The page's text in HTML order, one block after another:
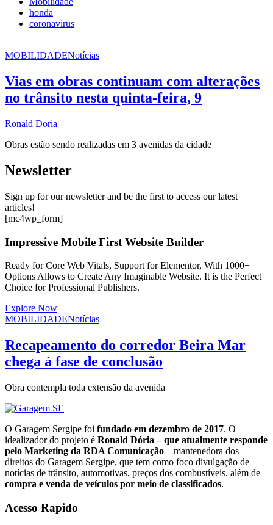
honda
coronavirus
MOBILIDADENotícias
Vias em obras continuam com alterações
no trânsito nesta quinta-feira, 9
Ronald Doria
Obras estão sendo realizadas em 3 avenidas da cidade
Newsletter
Sign up for our newsletter and be the first to access our latest
articles!
[mc4wp_form]
Impressive Mobile First Website Builder
Ready for Core Web Vitals, Support for Elementor, With 1000+
Options Allows to Create Any Imaginable Website. It is the Perfect
Choice for Professional Publishers.
Explore Now
MOBILIDADENotícias
Recapeamento do corredor Beira Mar
chega à fase de conclusão
Obra contempla toda extensão da avenida
O Garagem Sergipe foi fundado em dezembro de 2017. O
idealizador do projeto é Ronald Dória – que atualmente responde
pelo Marketing da RDA Comunicação – mantenedora dos
direitos do Garagem Sergipe, que tem como foco divulgação de
notícias de trânsito, automotivas, preços dos combustíveis, além de
compra e venda de veículos por meio de classificados.
Acesso Rapido